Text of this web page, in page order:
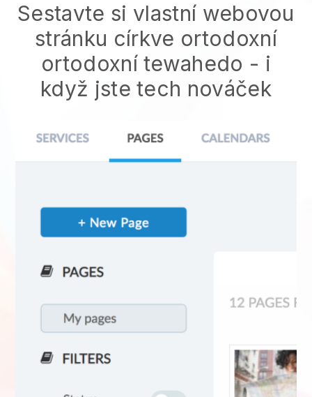
Sestavte si vlastní webovou
stránku církve ortodoxní
ortodoxní tewahedo - i
když jste tech nováček